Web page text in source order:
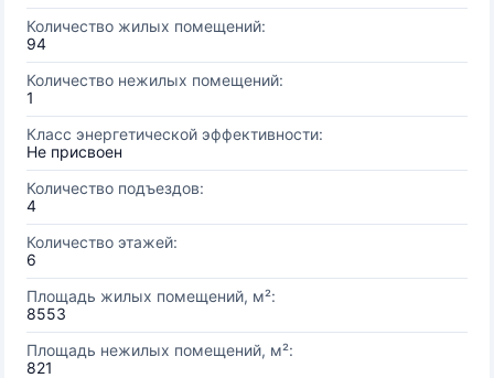
Количество жилых помещений:
94
Количество нежилых помещений:
1
Класс энергетической эффективности:
Не присвоен
Количество подъездов:
4
Количество этажей:
6
Площадь жилых помещений, м²:
8553
Площадь нежилых помещений, м²:
821